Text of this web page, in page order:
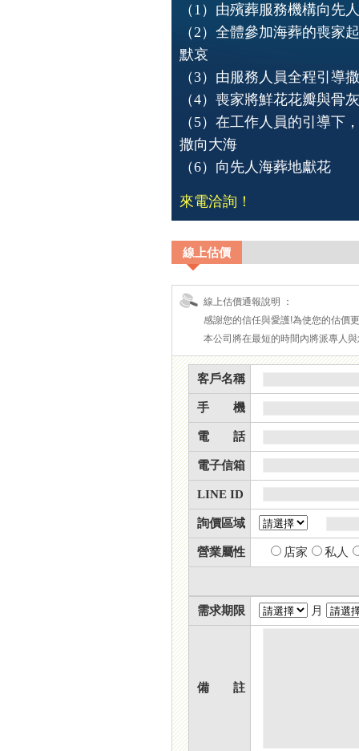
（1）由殯葬服務機構向先
（2）全體參加海葬的喪家
默哀
（3）由服務人員全程引導
（4）喪家將鮮花花瓣與骨
（5）在工作人員的引導下
撒向大海
（6）向先人海葬地獻花
來電洽詢！
線上估價
線上估價通報說明 ：
感謝您的信任與愛護!為使您的估價
本公司將在最短的時間內將派專人
客戶名稱
手 機
電 話
電子信箱
LINE ID
詢價區域
營業屬性 店家 私人
需求期限 月
備 註